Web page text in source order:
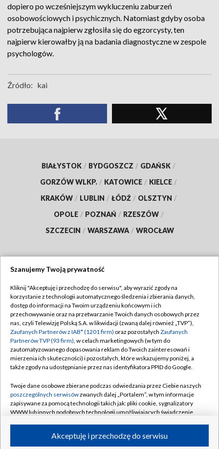
dopiero po wcześniejszym wykluczeniu zaburzeń
osobowościowych i psychicznych. Natomiast gdyby osoba
potrzebująca najpierw zgłosiła się do egzorcysty, ten
najpierw kierowałby ją na badania diagnostyczne w zespole
psychologów.
Źródło: kai
BIAŁYSTOK / BYDGOSZCZ / GDAŃSK /
GORZÓW WLKP. / KATOWICE / KIELCE /
KRAKÓW / LUBLIN / ŁÓDŹ / OLSZTYN /
OPOLE / POZNAŃ / RZESZÓW /
SZCZECIN / WARSZAWA / WROCŁAW
TVP
Abonament TVP
Emisja w TVP
Centrum informacji TVP
Naziemna Telewizja Cyfrowa
Rada Programowa
System NOS
Informacje o nadawcy
Program dla prasy
Regulamin TVP
Polityka prywatności
Moje zgody
Pomoc
Kontakt
Kanały
Szanujemy Twoją prywatność
Kliknij "Akceptuję i przechodzę do serwisu", aby wyrazić zgody na
korzystanie z technologii automatycznego śledzenia i zbierania danych,
dostęp do informacji na Twoim urządzeniu końcowym i ich
przechowywanie oraz na przetwarzanie Twoich danych osobowych przez
nas, czyli Telewizję Polską S.A. w likwidacji (zwaną dalej również „TVP”),
Zaufanych Partnerów z IAB* (1201 firm) oraz pozostałych Zaufanych
Partnerów TVP (93 firm), w celach marketingowych (w tym do
zautomatyzowanego dopasowania reklam do Twoich zainteresowań i
mierzenia ich skuteczności) i pozostałych, które wskazujemy poniżej, a
także zgody na udostępnianie przez nas identyfikatora PPID do Google.
Twoje dane osobowe zbierane podczas odwiedzania przez Ciebie naszych
poszczególnych serwisówzwanych dalej „Portalem”, w tym informacje
zapisywane za pomocą technologii takich jak: pliki cookie, sygnalizatory
WWW lub innych podobnych technologii umożliwiających świadczenie
ruchu w Internecie.Akceptuję i przechodzę do serwisu